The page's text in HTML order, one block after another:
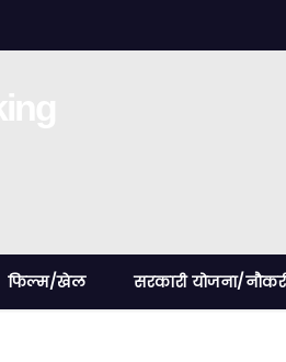
फिल्म/खेल सरकारी योजना/